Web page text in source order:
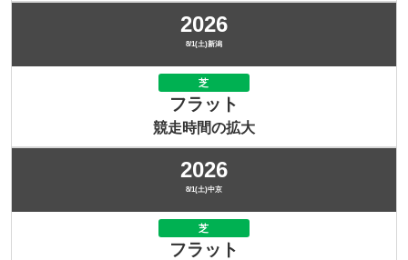
2026
8/1(土)新潟
芝
フラット
競走時間の拡大
2026
8/1(土)中京
芝
フラット